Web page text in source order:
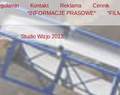
Kontakt Reklama
Cennik
*INFORMACJE PRASOWE*
Studio Wizjo 2013